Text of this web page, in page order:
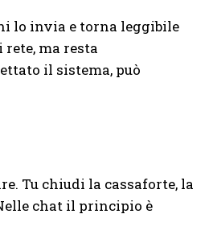
lo invia e torna leggibile
ma resta
il sistema, può
Tu chiudi la cassaforte, la
chat il principio è